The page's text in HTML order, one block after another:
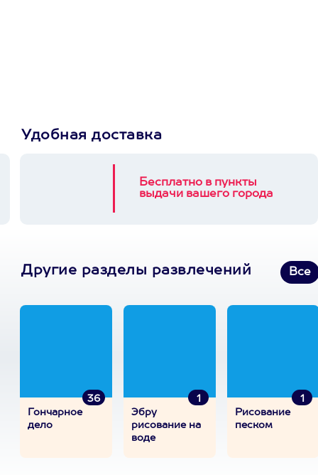
Удобная доставка
Бесплатно в пункты
выдачи вашего города
Другие разделы развлечений Все
36
Гончарное
дело
1
Эбру
рисование на
воде
1
Рисование
песком